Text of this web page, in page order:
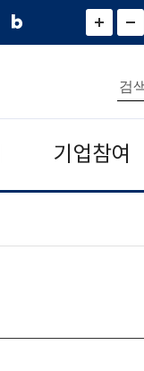
네
그
)
화
면
면
소
통
합
검
색
기업참여